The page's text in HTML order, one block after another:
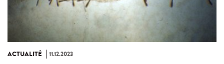
ACTUALITÉ 11.12.2023